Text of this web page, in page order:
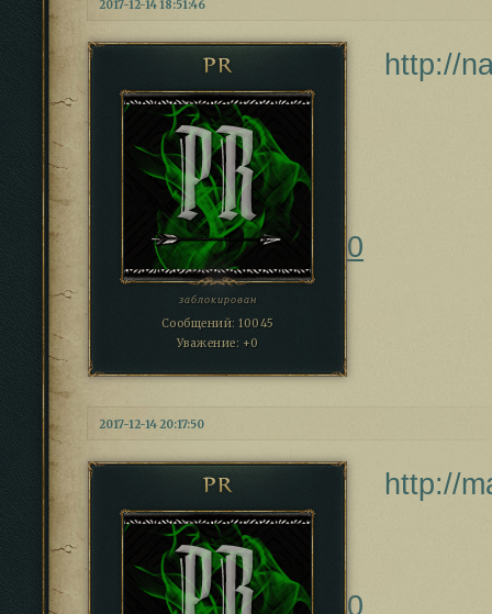
2017-12-14 18:51:46
PR
заблокирован
Сообщений: 10045
Уважение: +0
http://
0
2017-12-14 20:17:50
PR http://
0